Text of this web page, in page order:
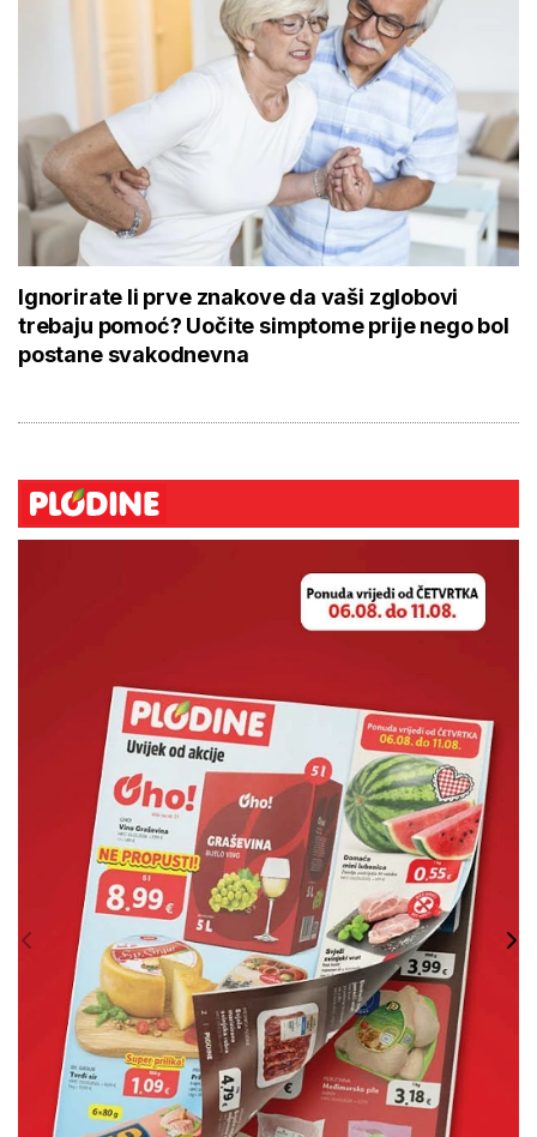
Ignorirate li prve znakove da vaši zglobovi
trebaju pomoć? Uočite simptome prije nego bol
postane svakodnevna